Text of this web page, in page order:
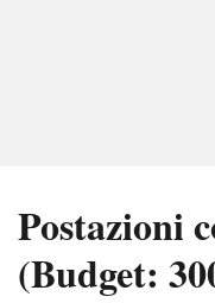
Postazioni
(Budget: